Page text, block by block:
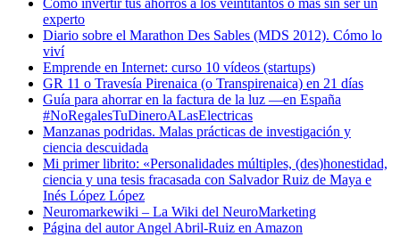
Cómo invertir tus ahorros a los veintitantos o más sin ser un
experto
Diario sobre el Marathon Des Sables (MDS 2012). Cómo lo
viví
Emprende en Internet: curso 10 vídeos (startups)
GR 11 o Travesía Pirenaica (o Transpirenaica) en 21 días
Guía para ahorrar en la factura de la luz —en España
#NoRegalesTuDineroALasElectricas
Manzanas podridas. Malas prácticas de investigación y
ciencia descuidada
Mi primer librito: «Personalidades múltiples, (des)honestidad,
ciencia y una tesis fracasada con Salvador Ruiz de Maya e
Inés López López
Neuromarkewiki – La Wiki del NeuroMarketing
Página del autor Angel Abril-Ruiz en Amazon